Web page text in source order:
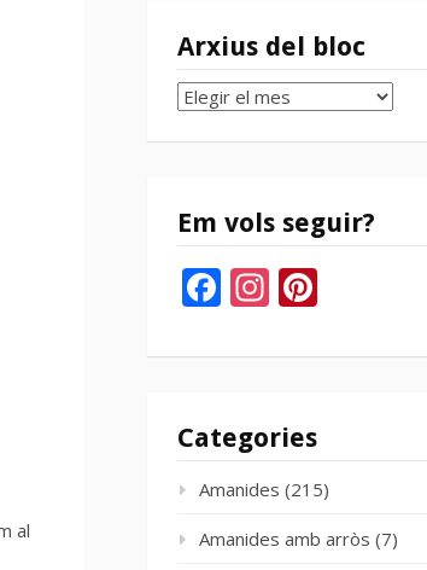
al
Arxius del bloc
Arxius
bloc
Em vols seguir?
Facebook
Instagram
Categories
Amanides (215)
Amanides amb arròs (7)